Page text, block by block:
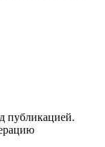
публикацией.